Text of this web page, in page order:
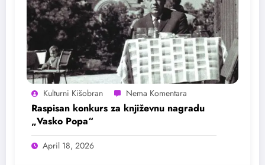
Kulturni Kišobran
Raspisan konkurs za književnu nagradu
„Vasko Popa“
April 18, 2026